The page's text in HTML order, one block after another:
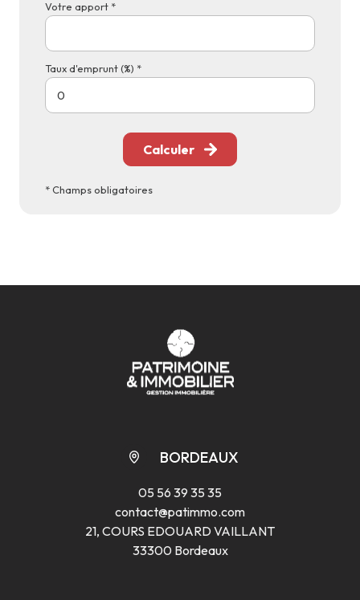
Votre apport *
Taux d'emprunt (%) *
Calculer
* Champs obligatoires
BORDEAUX
05 56 39 35 35
contact@patimmo.com
21, COURS EDOUARD VAILLANT
33300 Bordeaux